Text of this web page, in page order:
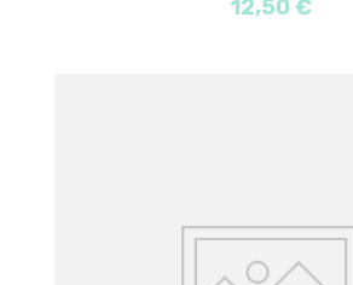
12,50 €